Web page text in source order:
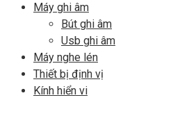
Máy ghi âm
Bút ghi âm
Usb ghi âm
Máy nghe lén
Thiết bị định vị
Kính hiển vi